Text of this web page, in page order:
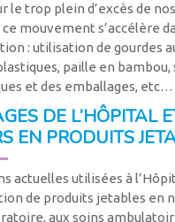
le trop plein d’excès de
mouvement s’accélère
: utilisation de gourdes
paille en bambou,
et des emballages, etc…
DE L’HÔPITAL
EN PRODUITS
actuelles utilisées à
de produits jetables en
aux soins